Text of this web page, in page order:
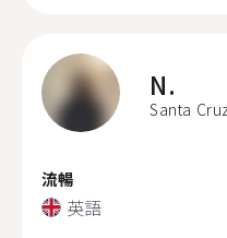
N.
Santa
流暢
英語